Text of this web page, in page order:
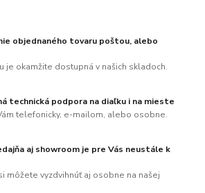
objednaného tovaru poštou, alebo
je okamžite dostupná v našich skladoch.
technická podpora na diaľku i na mieste
telefonicky, e-mailom, alebo osobne.
aj showroom je pre Vás neustále k
môžete vyzdvihnúť aj osobne na našej